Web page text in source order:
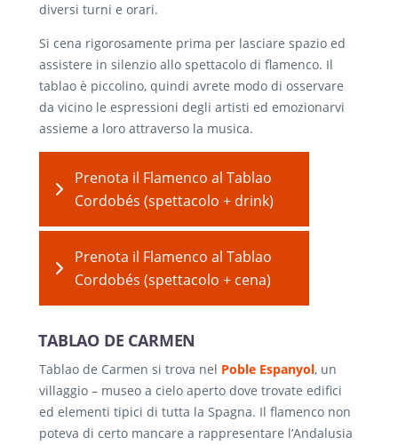
diversi turni e orari.
Si cena rigorosamente prima per lasciare spazio ed
assistere in silenzio allo spettacolo di flamenco. Il
tablao è piccolino, quindi avrete modo di osservare
da vicino le espressioni degli artisti ed emozionarvi
assieme a loro attraverso la musica.
Prenota il Flamenco al Tablao
Cordobés (spettacolo + drink)
Prenota il Flamenco al Tablao
Cordobés (spettacolo + cena)
TABLAO DE CARMEN
Tablao de Carmen si trova nel Poble Espanyol, un
villaggio – museo a cielo aperto dove trovate edifici
ed elementi tipici di tutta la Spagna. Il flamenco non
poteva di certo mancare a rappresentare l’Andalusia